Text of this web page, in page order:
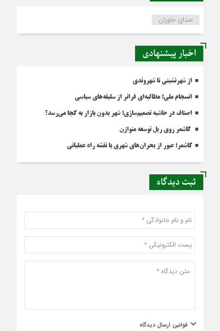
صدای خاوران
اخبار پیشنهادی
از شهرنشینی تا شهروندی
انسجام ملی؛ مطالبه‌ای فراتر از سلیقه‌های سیاسی
اصناف در حاشیه تصمیم‌سازی؛ شهر بدون بازار به کجا می‌رسد؟
کاشمر روی ریل توسعه متوازن
کاشمر؛ عبور از بحران‌های شهری با نقشه راه عملیاتی
ثبت دیدگاه
قوانین ارسال دیدگاه